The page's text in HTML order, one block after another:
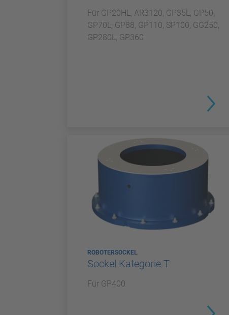
Für GP20HL, AR3120, GP35L, GP50,
GP70L, GP88, GP110, SP100, GG250,
GP280L, GP360
ROBOTERSOCKEL
Sockel Kategorie T
Für GP400